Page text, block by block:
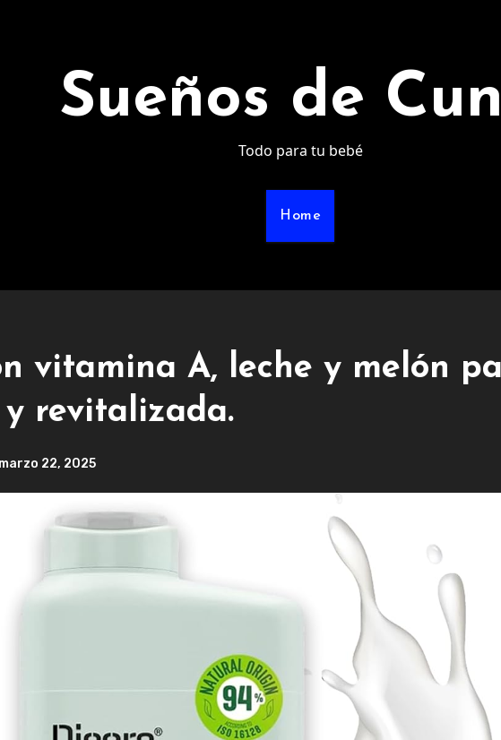
Sueños de
Todo para tu bebé
Home
vitamina A, leche y melón
revitalizada.
marzo 22, 2025